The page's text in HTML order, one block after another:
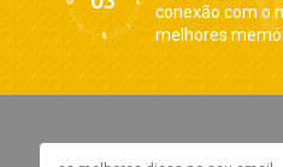
conexão com o
melhores